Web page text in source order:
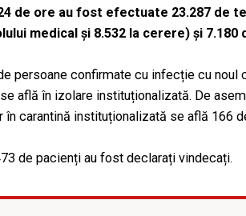
de ore au fost efectuate 23.287 de
medical și 8.532 la cerere) și
persoane confirmate cu infecție cu noul
află în izolare instituționalizată. De
în carantină instituționalizată se află 166
de pacienți au fost declarați vindecați.